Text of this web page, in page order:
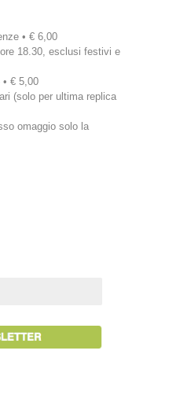
• € 6,00
18.30, esclusi festivi e
€ 5,00
(solo per ultima replica
omaggio solo la